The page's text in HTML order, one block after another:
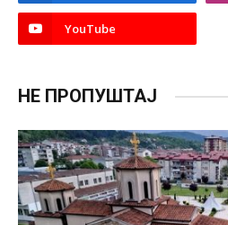
YouTube
НЕ ПРОПУШТАЈ